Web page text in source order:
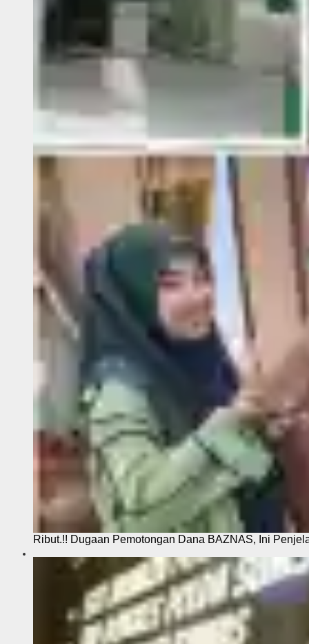
Ribut.!! Dugaan Pemotongan Dana BAZNAS, Ini